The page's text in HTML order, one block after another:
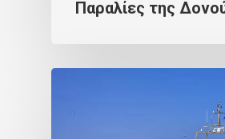
Παραλίες της